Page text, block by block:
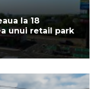
la 18
unui retail park